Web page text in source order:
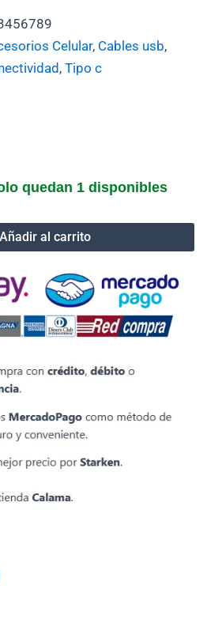
Celular, Cables usb,
, Tipo c
quedan 1 disponibles
Añadir al carrito